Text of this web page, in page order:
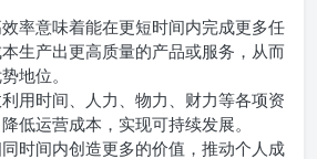
效率意味着能在更短时间内完成更多任
生产出更高质量的产品或服务，从而
地位。
用时间、人力、物力、财力等各项资
低运营成本，实现可持续发展。
同时间内创造更多的价值，推动个人成